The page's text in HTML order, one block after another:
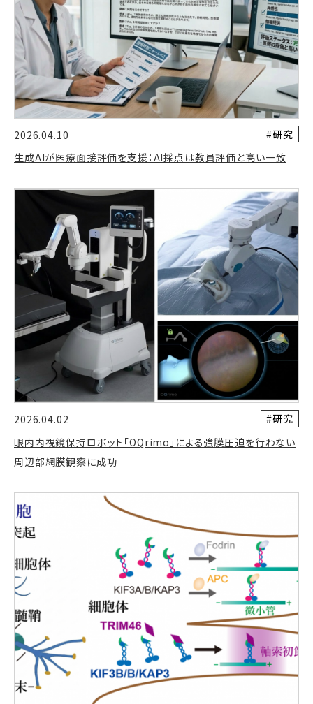
2026.04.10
#研究
生成AIが医療面接評価を支援：AI採点は教員評価と高い一致
2026.04.02
#研究
眼内内視鏡保持ロボット「OQrimo」による強膜圧迫を行わない
周辺部網膜観察に成功